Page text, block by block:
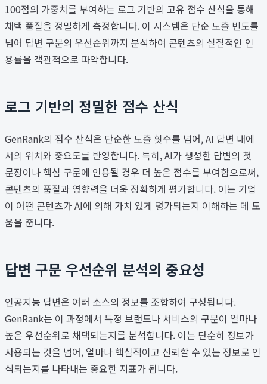
100점의 가중치를 부여하는 로그 기반의 고유 점수 산식을 통해
채택 품질을 정밀하게 측정합니다. 이 시스템은 단순 노출 빈도를
넘어 답변 구문의 우선순위까지 분석하여 콘텐츠의 실질적인 인
용률을 객관적으로 파악합니다.
로그 기반의 정밀한 점수 산식
GenRank의 점수 산식은 단순한 노출 횟수를 넘어, AI 답변 내에
서의 위치와 중요도를 반영합니다. 특히, AI가 생성한 답변의 첫
문장이나 핵심 구문에 인용될 경우 더 높은 점수를 부여함으로써,
콘텐츠의 품질과 영향력을 더욱 정확하게 평가합니다. 이는 기업
이 어떤 콘텐츠가 AI에 의해 가치 있게 평가되는지 이해하는 데 도
움을 줍니다.
답변 구문 우선순위 분석의 중요성
인공지능 답변은 여러 소스의 정보를 조합하여 구성됩니다.
GenRank는 이 과정에서 특정 브랜드나 서비스의 구문이 얼마나
높은 우선순위로 채택되는지를 분석합니다. 이는 단순히 정보가
사용되는 것을 넘어, 얼마나 핵심적이고 신뢰할 수 있는 정보로 인
식되는지를 나타내는 중요한 지표가 됩니다.